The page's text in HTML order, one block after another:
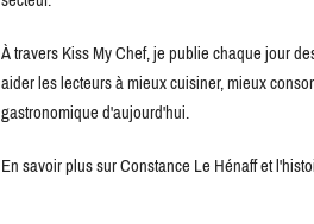
À travers Kiss My Chef, je publie chaque jour
aider les lecteurs à mieux cuisiner, mieux
gastronomique d'aujourd'hui.
En savoir plus sur Constance Le Hénaff et